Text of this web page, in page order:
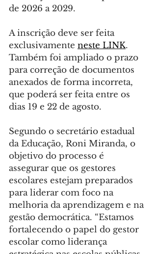
de 2026 a 2029.
A inscrição deve ser feita
exclusivamente neste LINK.
Também foi ampliado o prazo
para correção de documentos
anexados de forma incorreta,
que poderá ser feita entre os
dias 19 e 22 de agosto.
Segundo o secretário estadual
da Educação, Roni Miranda, o
objetivo do processo é
assegurar que os gestores
escolares estejam preparados
para liderar com foco na
melhoria da aprendizagem e na
gestão democrática. “Estamos
fortalecendo o papel do gestor
escolar como liderança